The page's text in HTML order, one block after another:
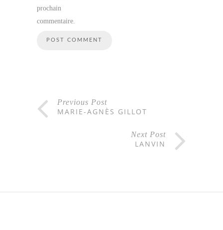
prochain
commentaire.
Previous Post
MARIE-AGNÈS GILLOT
Next Post
LANVIN